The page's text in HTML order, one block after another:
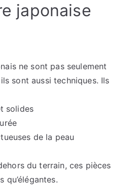
japonaise
ne sont pas seulement
sont aussi techniques. Ils
solides
de la peau
du terrain, ces pièces
qu’élégantes.